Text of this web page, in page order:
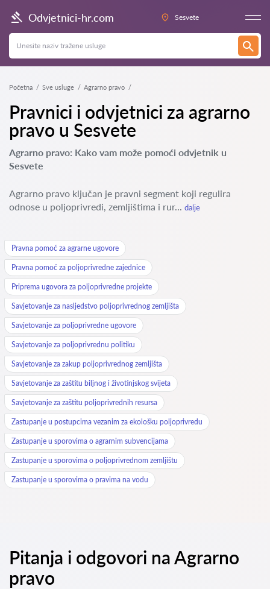
Odvjetnici-hr.com Sesvete
Početna Sve usluge Agrarno pravo
Pravnici i odvjetnici za agrarno
pravo u Sesvete
Agrarno pravo: Kako vam može pomoći odvjetnik u
Sesvete
Agrarno pravo ključan je pravni segment koji regulira
odnose u poljoprivredi, zemljištima i rur... dalje
Pravna pomoć za agrarne ugovore
Pravna pomoć za poljoprivredne zajednice
Priprema ugovora za poljoprivredne projekte
Savjetovanje za nasljedstvo poljoprivrednog zemljišta
Savjetovanje za poljoprivredne ugovore
Savjetovanje za poljoprivrednu politiku
Savjetovanje za zakup poljoprivrednog zemljišta
Savjetovanje za zaštitu biljnog i životinjskog svijeta
Savjetovanje za zaštitu poljoprivrednih resursa
Zastupanje u postupcima vezanim za ekološku poljoprivredu
Zastupanje u sporovima o agrarnim subvencijama
Zastupanje u sporovima o poljoprivrednom zemljištu
Zastupanje u sporovima o pravima na vodu
Pitanja i odgovori na Agrarno
pravo